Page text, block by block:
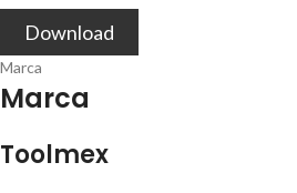
Download
Marca
Marca
Toolmex